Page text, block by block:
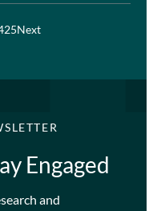
25Next
Engaged
and